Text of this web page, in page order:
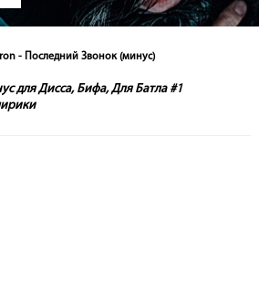
- Последний Звонок (минус)
для Дисса, Бифа, Для Батла #1